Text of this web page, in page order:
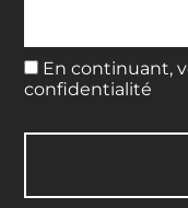
En continuant,
confidentialité